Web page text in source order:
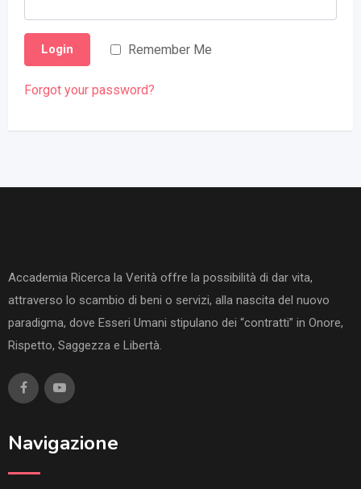
Login Remember Me
Forgot your password?
Accademia Ricerca la Verità offre la possibilità di dar vita,
attraverso lo scambio di beni o servizi, alla nascita del nuovo
paradigma, dove Esseri Umani stipulano dei “contratti” in Onore,
Rispetto, Saggezza e Libertà.
Navigazione